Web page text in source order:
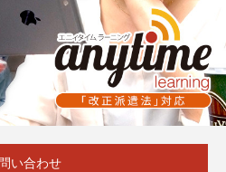
い合わせ